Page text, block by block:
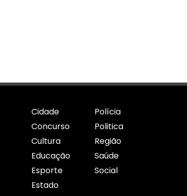
Cidade
Concurso
Cultura
Educação
Esporte
Estado
Polícia
Politica
Região
Saúde
Social